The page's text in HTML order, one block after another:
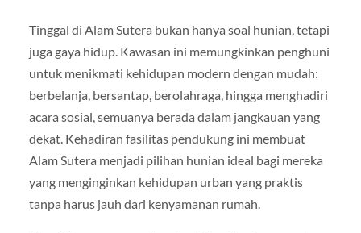
Tinggal di Alam Sutera bukan hanya soal hunian, tetapi
juga gaya hidup. Kawasan ini memungkinkan penghuni
untuk menikmati kehidupan modern dengan mudah:
berbelanja, bersantap, berolahraga, hingga menghadiri
acara sosial, semuanya berada dalam jangkauan yang
dekat. Kehadiran fasilitas pendukung ini membuat
Alam Sutera menjadi pilihan hunian ideal bagi mereka
yang menginginkan kehidupan urban yang praktis
tanpa harus jauh dari kenyamanan rumah.